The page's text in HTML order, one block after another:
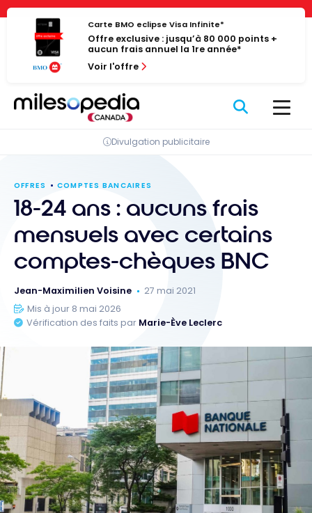
Panneau de gestion des cookies
Passer
contenu
Carte BMO eclipse Visa Infinite*
Offre exclusive : jusqu’à 80 000 points +
aucun frais annuel la 1re année*
Voir l'offre
Divulgation publicitaire
OFFRES COMPTES BANCAIRES
18-24 ans : aucuns frais
mensuels avec certains
comptes-chèques BNC
Jean-Maximilien Voisine
27 mai 2021
Mis à jour 8 mai 2026
Vérification des faits par Marie-Ève Leclerc